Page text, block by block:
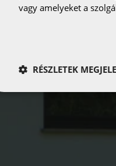
vagy amelyeket a
RÉSZLETEK